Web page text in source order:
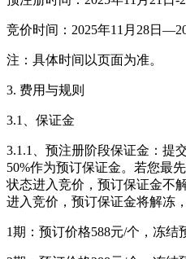
竞价时间：2025年11月28日
注：具体时间以页面为准。
3. 费用与规则
3.1、保证金
3.1.1、预注册阶段保证金：提
50%作为预订保证金。若您最
状态进入竞价，预订保证金不
进入竞价，预订保证金将解冻
1期：预订价格588元/个，冻结